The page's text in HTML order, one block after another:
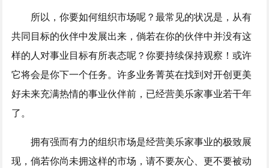
所以，你要如何组织市场呢？最常见的状况是，从有
共同目标的伙伴中发展出来，倘若在你的伙伴中并没有这
样的人对事业目标有所表态呢？你要持续保持观察！或许
它将会是你下一个任务。许多业务菁英在找到对开创更美
好未来充满热情的事业伙伴前，已经营美乐家事业若干年
了。
拥有强而有力的组织市场是经营美乐家事业的极致展
现，倘若你尚未拥这样的市场，请不要灰心、更不要被动